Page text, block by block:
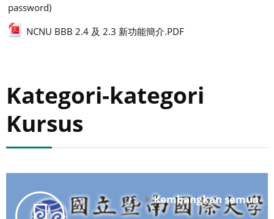
password)
NCNU BBB 2.4 及 2.3 新功能簡介.PDF
Kategori-kategori
Kursus
Kembangkan semua